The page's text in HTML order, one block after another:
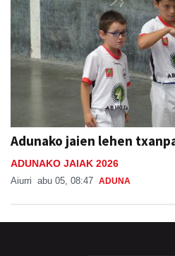
Adunako jaien lehen
ADUNAKO JAIAK 2026
Aiurri abu 05, 08:47 ADUNA